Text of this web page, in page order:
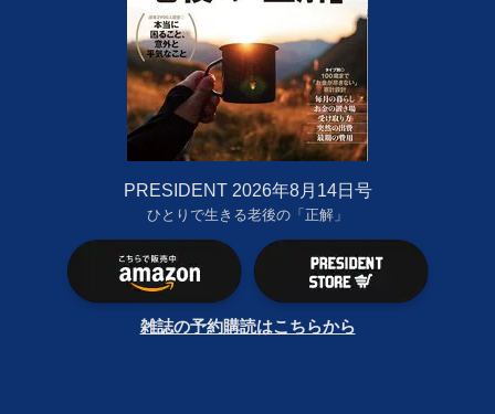
PRESIDENT 2026年8月14日号
ひとりで生きる老後の「正解」
雑誌の予約購読はこちらから